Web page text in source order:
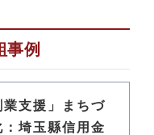
事例
業支援」まちづ
埼玉縣信用金